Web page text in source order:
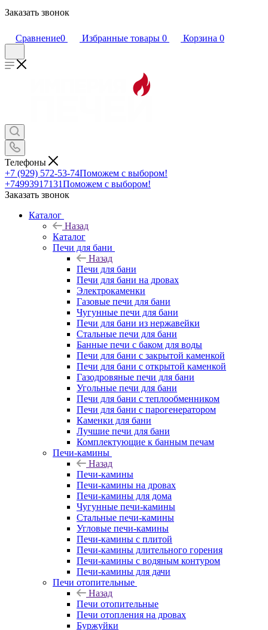
Заказать звонок
Сравнение0 Избранные товары 0 Корзина 0
Телефоны
+7 (929) 572-53-74Поможем с выбором!
+74993917131Поможем с выбором!
Заказать звонок
Каталог
Назад
Каталог
Печи для бани
Назад
Печи для бани
Печи для бани на дровах
Электрокаменки
Газовые печи для бани
Чугунные печи для бани
Печи для бани из нержавейки
Стальные печи для бани
Банные печи с баком для воды
Печи для бани с закрытой каменкой
Печи для бани с открытой каменкой
Газодровяные печи для бани
Угольные печи для бани
Печи для бани с теплообменником
Печи для бани с парогенератором
Каменки для бани
Лучшие печи для бани
Комплектующие к банным печам
Печи-камины
Назад
Печи-камины
Печи-камины на дровах
Печи-камины для дома
Чугунные печи-камины
Стальные печи-камины
Угловые печи-камины
Печи-камины с плитой
Печи-камины длительного горения
Печи-камины с водяным контуром
Печи-камины для дачи
Печи отопительные
Назад
Печи отопительные
Печи отопления на дровах
Буржуйки